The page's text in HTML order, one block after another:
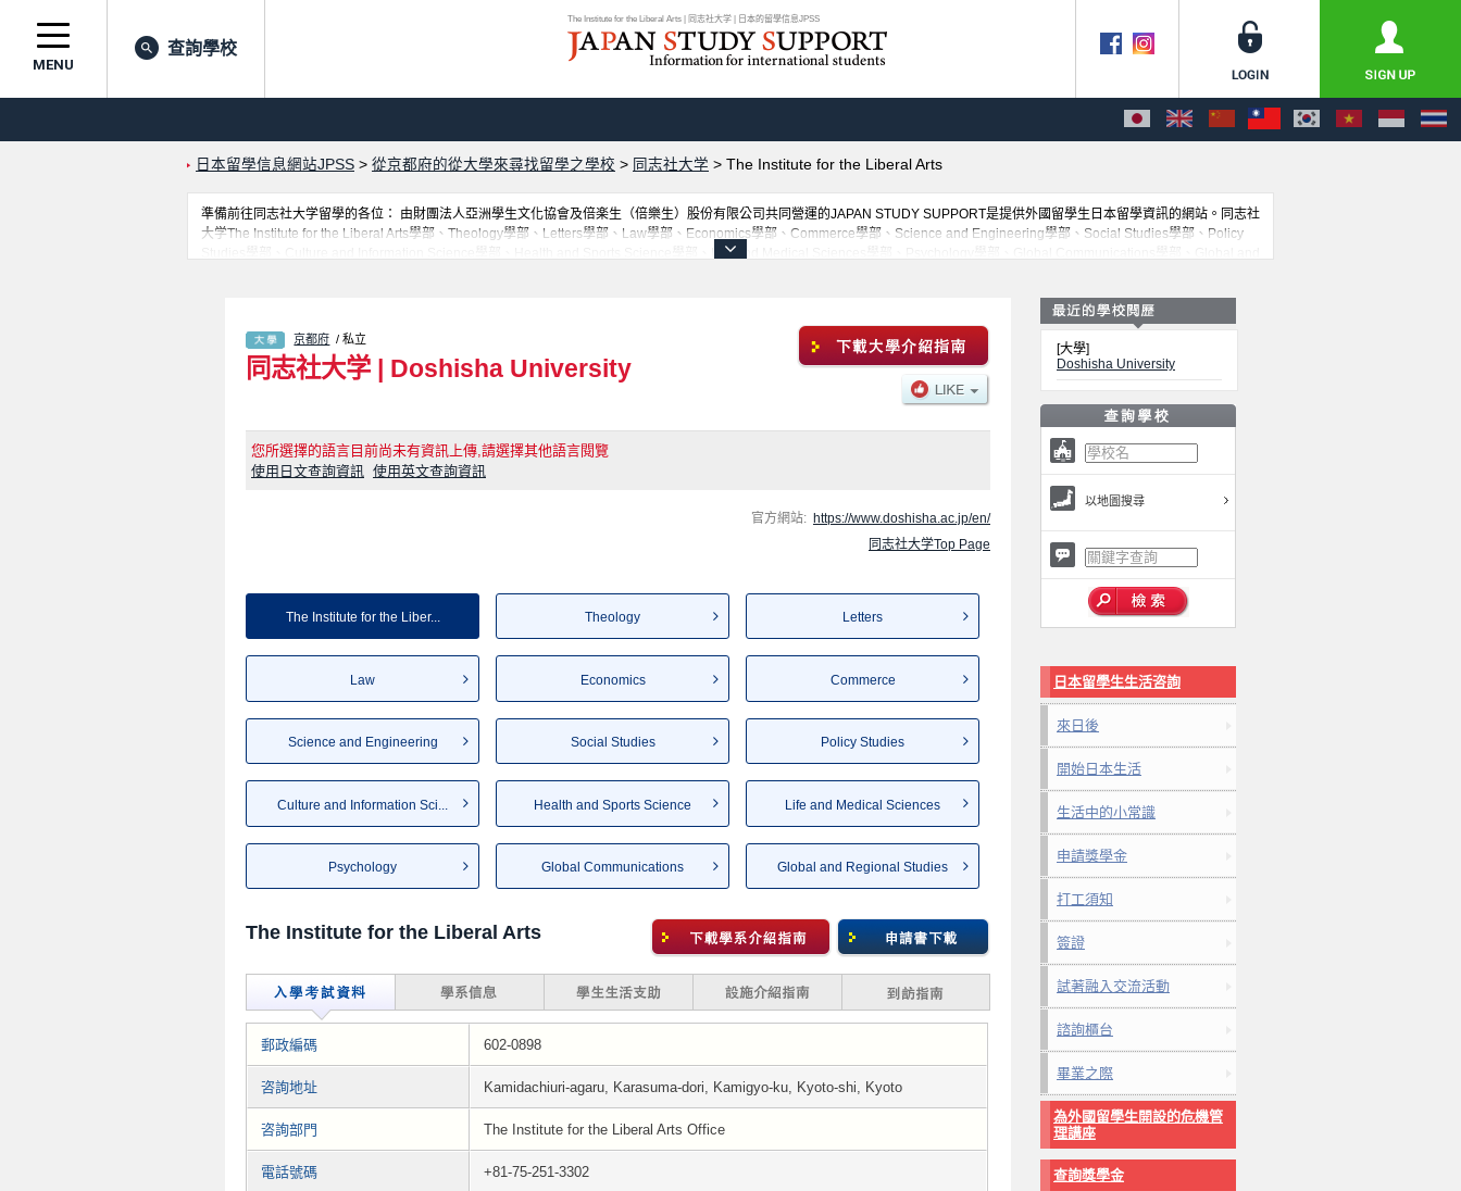
The Institute for the Liberal Arts | 同志社大学 | 日本的留學信息JPSS
MENU
查詢學校
日本留學信息網站JPSS > 從京都府的從大學來尋找留學之學校 > 同志社大学 > The Institute for the Liberal Arts
準備前往同志社大学留學的各位： 由財團法人亞洲學生文化協會及倍楽生（倍樂生）股份有限公司共同營運的JAPAN STUDY SUPPORT是提供外國留學生日本留學資訊的網站。同志社
大学The Institute for the Liberal Arts學部、Theology學部、Letters學部、Law學部、Economics學部、Commerce學部、Science and Engineering學部、Social Studies學部、Policy
Studies學部、Culture and Information Science學部、Health and Sports Science學部、Life and Medical Sciences學部、Psychology學部、Global Communications學部、Global and
京都府 / 私立
同志社大学 | Doshisha University
您所選擇的語言目前尚未有資訊上傳,請選擇其他語言閱覽
使用日文查詢資訊 使用英文查詢資訊
官方網站: https://www.doshisha.ac.jp/en/
同志社大学Top Page
The Institute for the Liber... Theology Letters
Law Economics Commerce
Science and Engineering Social Studies Policy Studies
Culture and Information Sci... Health and Sports Science Life and Medical Sciences
Psychology Global Communications Global and Regional Studies
The Institute for the Liberal Arts
郵政編碼 602-0898
咨詢地址 Kamidachiuri-agaru, Karasuma-dori, Kamigyo-ku, Kyoto-shi, Kyoto
咨詢部門 The Institute for the Liberal Arts Office
電話號碼 +81-75-251-3302
[大學]
Doshisha University
以地圖搜尋
日本留學生生活咨詢
來日後
開始日本生活
生活中的小常識
申請獎學金
打工須知
簽證
試著融入交流活動
諮詢櫃台
畢業之際
為外國留學生開設的危機管
理講座
查詢獎學金